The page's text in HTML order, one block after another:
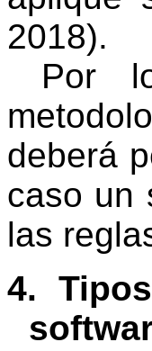
2018).
Por
deberá
caso un
las
4.